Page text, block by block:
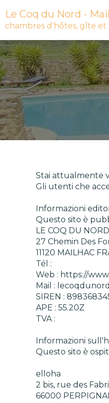
Le Coq du Nord -
chambres d'hôtes, gîte
Stai attualmente
Gli utenti che
Informazioni
Questo sito è
LE COQ DU
27 Chemin Des
11120 MAILHAC
Tél :
Web : https://
Mail :
SIREN :
APE : 55.20Z
TVA :
Informazioni
Questo sito è
elloha
2 bis, rue des
66000